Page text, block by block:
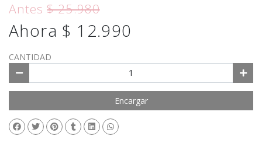
Antes$ 25.980
Ahora $ 12.990
CANTIDAD
Encargar